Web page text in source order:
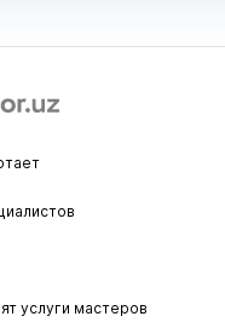
услуги мастеров